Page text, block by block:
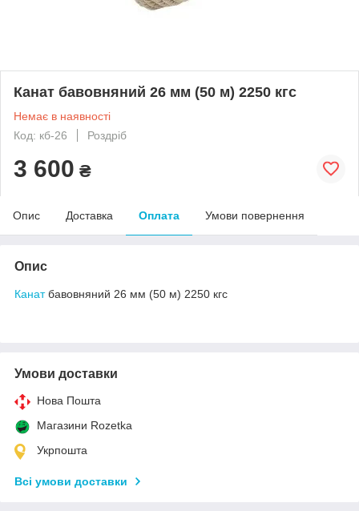
Канат бавовняний 26 мм (50 м) 2250 кгс
Немає в наявності
Код: кб-26
Роздріб
3 600 ₴
Опис Доставка Оплата Умови повернення
Опис
Канатбавовняний 26 мм (50 м) 2250 кгс
Умови доставки
Нова Пошта
Магазини Rozetka
Укрпошта
Всі умови доставки